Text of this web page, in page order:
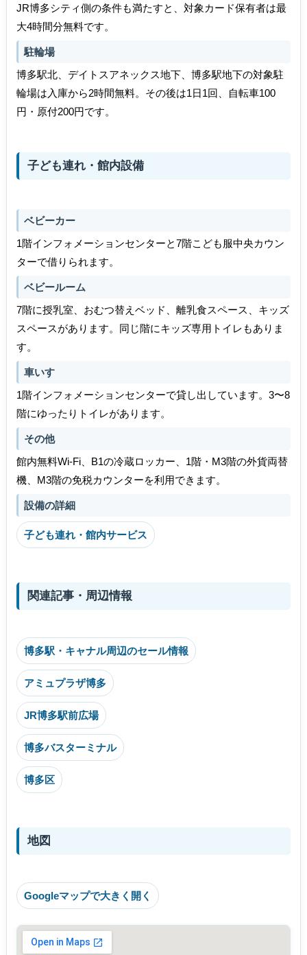
JR博多シティ側の条件も満たすと、対象カード保有者は最
大4時間分無料です。
駐輪場
博多駅北、デイトスアネックス地下、博多駅地下の対象駐
輪場は入庫から2時間無料。その後は1日1回、自転車100
円・原付200円です。
子ども連れ・館内設備
ベビーカー
1階インフォメーションセンターと7階こども服中央カウン
ターで借りられます。
ベビールーム
7階に授乳室、おむつ替えベッド、離乳食スペース、キッズ
スペースがあります。同じ階にキッズ専用トイレもありま
す。
車いす
1階インフォメーションセンターで貸し出しています。3〜8
階にゆったりトイレがあります。
その他
館内無料Wi-Fi、B1の冷蔵ロッカー、1階・M3階の外貨両替
機、M3階の免税カウンターを利用できます。
設備の詳細
子ども連れ・館内サービス
関連記事・周辺情報
博多駅・キャナル周辺のセール情報
アミュプラザ博多
JR博多駅前広場
博多バスターミナル
博多区
地図
Googleマップで大きく開く